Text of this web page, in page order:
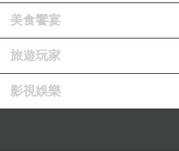
美食饗宴
旅遊玩家
影視娛樂